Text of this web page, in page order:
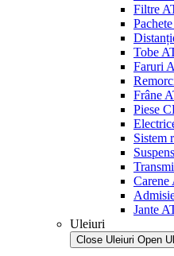
Filtre
Tobe
Faruri
Frâne
Piese
Sistem
Jante
Uleiuri
Close Uleiuri Open